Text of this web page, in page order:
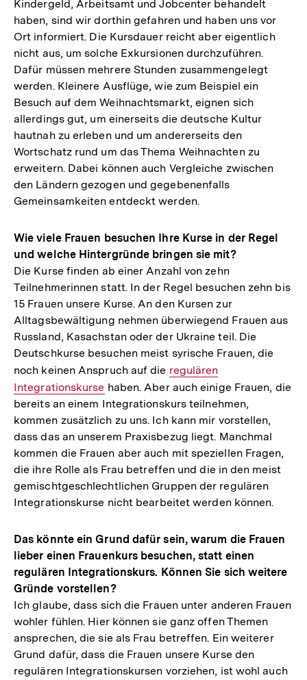
Kindergeld, Arbeitsamt und Jobcenter behandelt
haben, sind wir dorthin gefahren und haben uns vor
Ort informiert. Die Kursdauer reicht aber eigentlich
nicht aus, um solche Exkursionen durchzuführen.
Dafür müssen mehrere Stunden zusammengelegt
werden. Kleinere Ausflüge, wie zum Beispiel ein
Besuch auf dem Weihnachtsmarkt, eignen sich
allerdings gut, um einerseits die deutsche Kultur
hautnah zu erleben und um andererseits den
Wortschatz rund um das Thema Weihnachten zu
erweitern. Dabei können auch Vergleiche zwischen
den Ländern gezogen und gegebenenfalls
Gemeinsamkeiten entdeckt werden.
Wie viele Frauen besuchen Ihre Kurse in der Regel
und welche Hintergründe bringen sie mit?
Die Kurse finden ab einer Anzahl von zehn
Teilnehmerinnen statt. In der Regel besuchen zehn bis
15 Frauen unsere Kurse. An den Kursen zur
Alltagsbewältigung nehmen überwiegend Frauen aus
Russland, Kasachstan oder der Ukraine teil. Die
Deutschkurse besuchen meist syrische Frauen, die
noch keinen Anspruch auf die Interner
Link:
regulären
Integrationskurse haben. Aber auch einige Frauen, die
bereits an einem Integrationskurs teilnehmen,
kommen zusätzlich zu uns. Ich kann mir vorstellen,
dass das an unserem Praxisbezug liegt. Manchmal
kommen die Frauen aber auch mit speziellen Fragen,
die ihre Rolle als Frau betreffen und die in den meist
gemischtgeschlechtlichen Gruppen der regulären
Integrationskurse nicht bearbeitet werden können.
Das könnte ein Grund dafür sein, warum die Frauen
lieber einen Frauenkurs besuchen, statt einen
regulären Integrationskurs. Können Sie sich weitere
Gründe vorstellen?
Ich glaube, dass sich die Frauen unter anderen Frauen
wohler fühlen. Hier können sie ganz offen Themen
ansprechen, die sie als Frau betreffen. Ein weiterer
Grund dafür, dass die Frauen unsere Kurse den
regulären Integrationskursen vorziehen, ist wohl auch